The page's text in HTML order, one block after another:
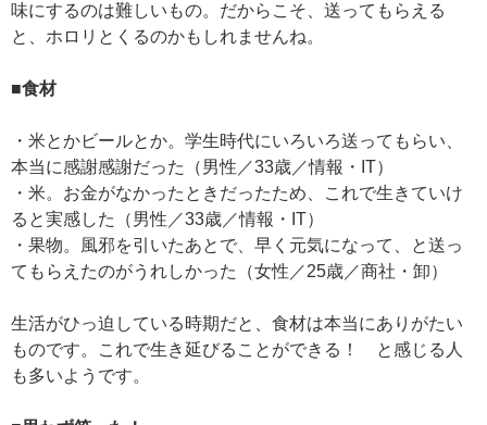
味にするのは難しいもの。だからこそ、送ってもらえる
と、ホロリとくるのかもしれませんね。
■食材
・米とかビールとか。学生時代にいろいろ送ってもらい、
本当に感謝感謝だった（男性／33歳／情報・IT）
・米。お金がなかったときだったため、これで生きていけ
ると実感した（男性／33歳／情報・IT）
・果物。風邪を引いたあとで、早く元気になって、と送っ
てもらえたのがうれしかった（女性／25歳／商社・卸）
生活がひっ迫している時期だと、食材は本当にありがたい
ものです。これで生き延びることができる！ と感じる人
も多いようです。